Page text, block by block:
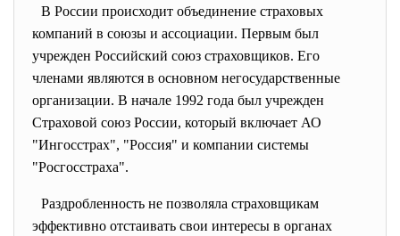
В России происходит объединение страховых
компаний в союзы и ассоциации. Первым был
учрежден Российский союз страховщиков. Его
членами являются в основном негосударственные
организации. В начале 1992 года был учрежден
Страховой союз России, который включает АО
"Ингосстрах", "Россия" и компании системы
"Росгосстраха".
Раздробленность не позволяла страховщикам
эффективно отстаивать свои интересы в органах